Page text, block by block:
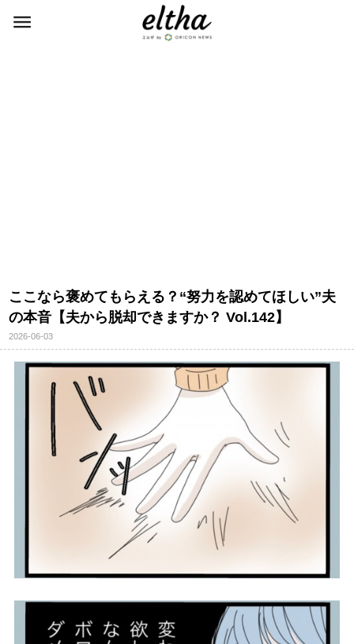
ここなら褒めてもらえる？“努力を認めてほしい”夫
の本音【夫から脱却できますか？ Vol.142】
2026-06-03